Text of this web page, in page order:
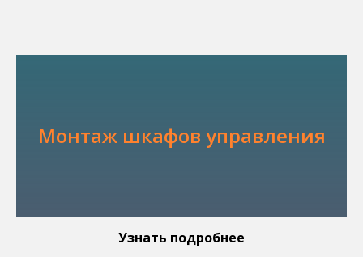
Монтаж шкафов управления
Узнать подробнее